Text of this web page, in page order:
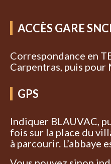
ACCÈS GARE
Correspondance en
Carpentras, puis pour
GPS
Indiquer BLAUVAC,
fois sur la place du
à parcourir. L’abbaye